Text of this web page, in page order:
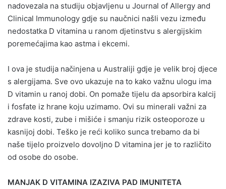
nadovezala na studiju objavljenu u Journal of Allergy and
Clinical Immunology gdje su naučnici našli vezu između
nedostatka D vitamina u ranom djetinstvu s alergijskim
poremećajima kao astma i ekcemi.
I ova je studija načinjena u Australiji gdje je velik broj djece
s alergijama. Sve ovo ukazuje na to kako važnu ulogu ima
D vitamin u ranoj dobi. On pomaže tijelu da apsorbira kalcij
i fosfate iz hrane koju uzimamo. Ovi su minerali važni za
zdrave kosti, zube i mišiće i smanju rizik osteoporoze u
kasnijoj dobi. Teško je reći koliko sunca trebamo da bi
naše tijelo proizvelo dovoljno D vitamina jer je to različito
od osobe do osobe.
MANJAK D VITAMINA IZAZIVA PAD IMUNITETA